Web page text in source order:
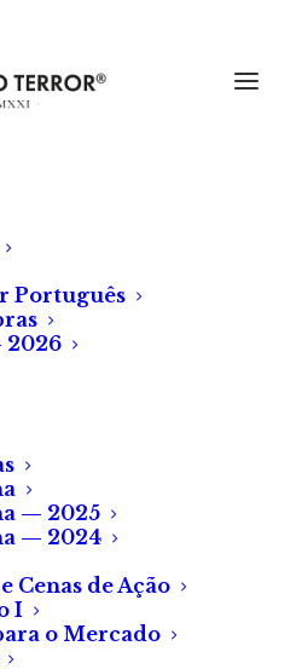
Português
2026
— 2025
— 2024
Cenas de Ação
I
o Mercado
Loureiro